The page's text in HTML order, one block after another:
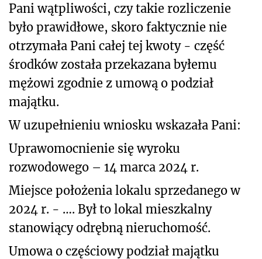
Pani wątpliwości, czy takie rozliczenie
było prawidłowe, skoro faktycznie nie
otrzymała Pani całej tej kwoty - część
środków została przekazana byłemu
mężowi zgodnie z umową o podział
majątku.
W uzupełnieniu wniosku wskazała Pani:
Uprawomocnienie się wyroku
rozwodowego – 14 marca 2024 r.
Miejsce położenia lokalu sprzedanego w
2024 r. - …. Był to lokal mieszkalny
stanowiący odrębną nieruchomość.
Umowa o częściowy podział majątku